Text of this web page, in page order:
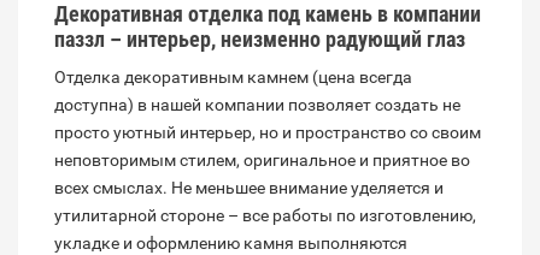
Декоративная отделка под камень в компании
паззл – интерьер, неизменно радующий глаз
Отделка декоративным камнем (цена всегда
доступна) в нашей компании позволяет создать не
просто уютный интерьер, но и пространство со своим
неповторимым стилем, оригинальное и приятное во
всех смыслах. Не меньшее внимание уделяется и
утилитарной стороне – все работы по изготовлению,
укладке и оформлению камня выполняются